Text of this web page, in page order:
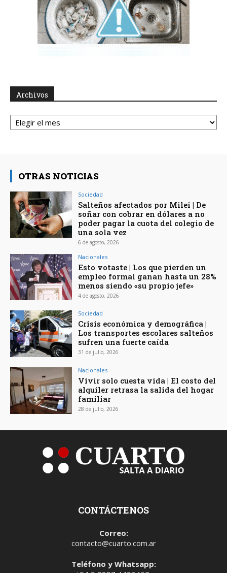
Archivos
Archivos
OTRAS NOTICIAS
Sociedad
Salteños afectados por Milei | De
soñar con cobrar en dólares a no
poder pagar la cuota del colegio de
una sola vez
6 de agosto, 2026
Nacionales
Esto votaste | Los que pierden un
empleo formal ganan hasta un 28%
menos siendo «su propio jefe»
4 de agosto, 2026
Sociedad
Crisis económica y demográfica |
Los transportes escolares salteños
sufren una fuerte caída
31 de julio, 2026
Nacionales
Vivir solo cuesta vida | El costo del
alquiler retrasa la salida del hogar
familiar
28 de julio, 2026
CONTÁCTENOS
Correo:
contacto@cuarto.com.ar
Teléfono y Whatsapp: